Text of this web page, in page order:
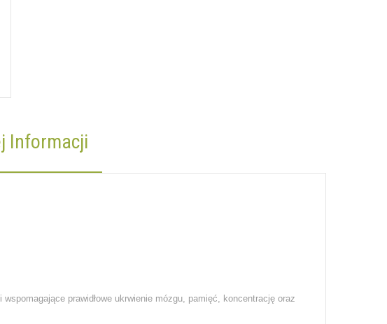
Informacji
prawidłowe ukrwienie mózgu, pamięć, koncentrację oraz